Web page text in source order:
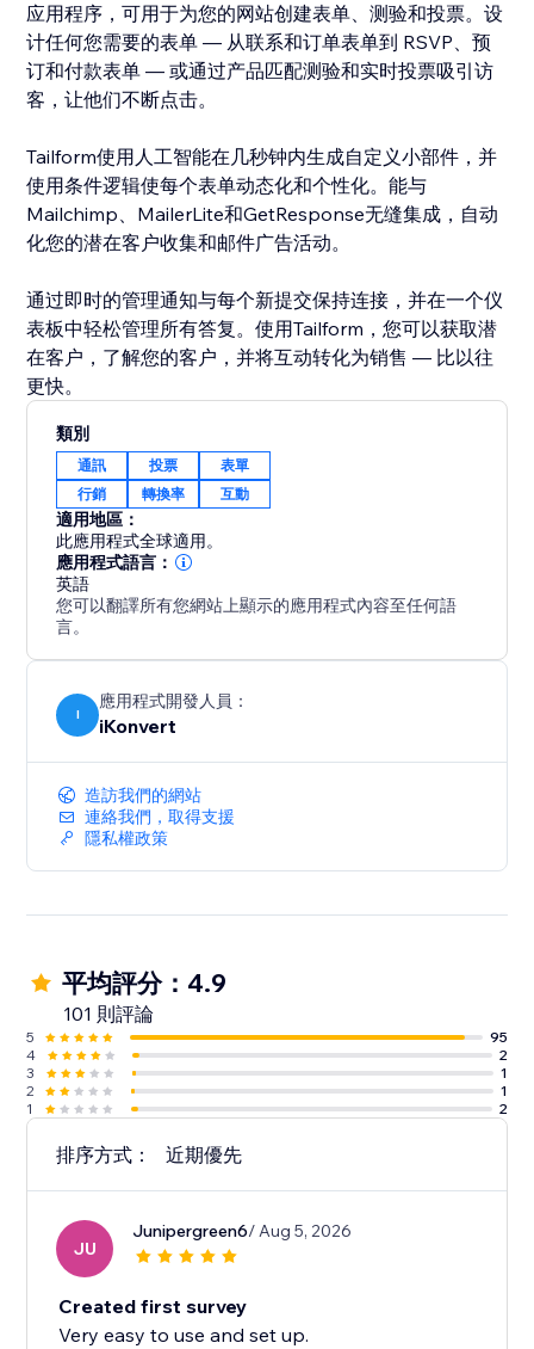
应用程序，可用于为您的网站创建表单、测验和投票。设
计任何您需要的表单 — 从联系和订单表单到 RSVP、预
订和付款表单 — 或通过产品匹配测验和实时投票吸引访
客，让他们不断点击。
Tailform使用人工智能在几秒钟内生成自定义小部件，并
使用条件逻辑使每个表单动态化和个性化。能与
Mailchimp、MailerLite和GetResponse无缝集成，自动
化您的潜在客户收集和邮件广告活动。
通过即时的管理通知与每个新提交保持连接，并在一个仪
表板中轻松管理所有答复。使用Tailform，您可以获取潜
在客户，了解您的客户，并将互动转化为销售 — 比以往
更快。
類別
通訊 投票
表單
行銷
轉換率 互動
適用地區：
此應用程式全球適用。
應用程式語言：
英語
您可以翻譯所有您網站上顯示的應用程式內容至任何語
言。
I
應用程式開發人員：
iKonvert
造訪我們的網站
連絡我們，取得支援
隱私權政策
平均評分：4.9
101 則評論
5
95
4
2
3
1
2
1
1
2
排序方式： 近期優先
JU
Junipergreen6/ Aug 5, 2026
Created first survey
Very easy to use and set up.